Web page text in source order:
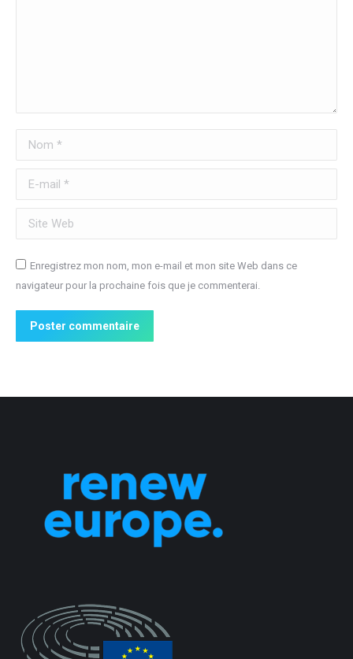
Nom *
E-mail *
Site Web
Enregistrez mon nom, mon e-mail et mon site Web dans ce
navigateur pour la prochaine fois que je commenterai.
Poster commentaire